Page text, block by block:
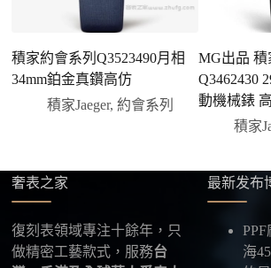
三、安排付款方式
您可以選擇先付少量訂金預留貨品
前或收到實拍照片後再支付；也可
付款，我們會在原有價格基礎上盡
優惠的方案。部分地區可協助安排
方式，具體以當下說明為準。
發給我們，我們會為您選擇合適的物流
供最新物流資訊與查件連結。
五、海外寄送說明
本店支援寄送至香港、澳門、台灣、
積家約會系列Q3523490月相
34mm鉑金真鑽高仿
積家Jaeger,約會系列
MG出品 積
Q3462430
動機械錶
積家
奢表之家
復刻表領域專注十餘年，只
做精密工藝款式，服務台
最新发布
海